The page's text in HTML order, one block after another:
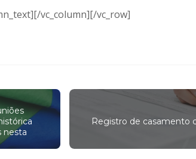
vc_column][/vc_row]
nesta
Registro de casamento